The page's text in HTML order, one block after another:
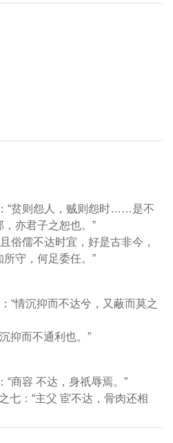
：“贫则怨人，贼则怨时……是不
亦君子之恕也。”
且俗儒不达时宜，好是古非今，
守，何足委任。”
：“情沉抑而不达兮，又蔽而莫之
抑而不通利也。”
“商容 不达，身祇辱焉。”
七：“主父 宦不达，骨肉还相